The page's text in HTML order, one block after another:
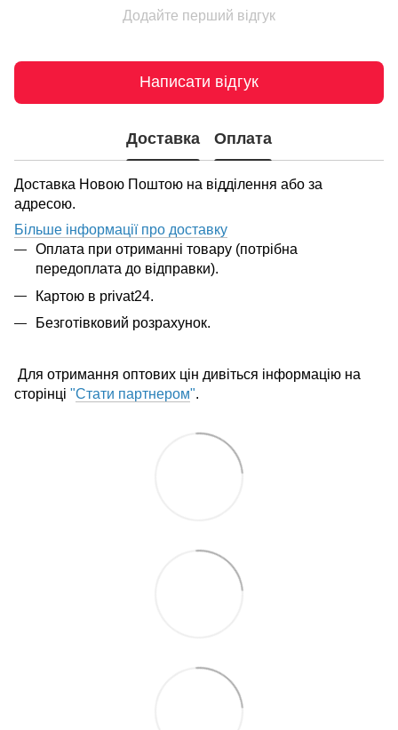
Додайте перший відгук
Написати відгук
Доставка Оплата
Доставка Новою Поштою на відділення або за
адресою.
Більше інформації про доставку
Оплата при отриманні товару (потрібна
передоплата до відправки).
Картою в privat24.
Безготівковий розрахунок.
Для отримання оптових цін дивіться інформацію на
сторінці "Стати партнером".